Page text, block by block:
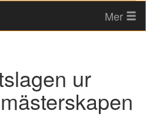
Mer
ur